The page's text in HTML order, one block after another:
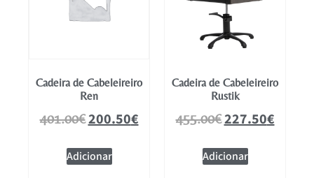
Cadeira de Cabeleireiro
Ren
401.00€200.50€
Adicionar
Cadeira de Cabeleireiro
Rustik
455.00€227.50€
Adicionar